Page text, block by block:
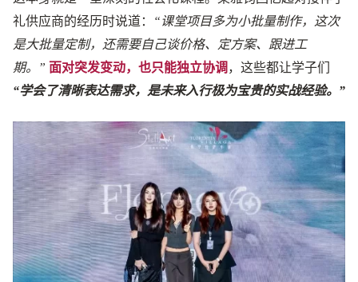
礼供应商的经历时说道：
“课堂项目多为小批量制作，这次
是大批量定制，还需要自己谈价格、定方案、跟进工
期。” 面对突发变动，也只能独立协调 ，这些都让学子们
“学会了清晰表达需求，是未来入行极为宝贵的实战经验。”